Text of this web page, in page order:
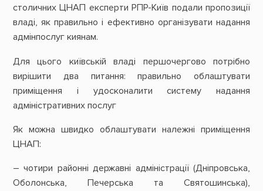
столичних ЦНАП експерти РПР-Київ подали пропозиції
владі, як правильно і ефективно організувати надання
адмінпослуг киянам.
Для цього київській владі першочергово потрібно
вирішити два питання: правильно облаштувати
приміщення і удосконалити систему надання
адміністративних послуг
Як можна швидко облаштувати належні приміщення
ЦНАП:
– чотири районні державні адміністрації (Дніпровська,
Оболонська, Печерська та Святошинська),